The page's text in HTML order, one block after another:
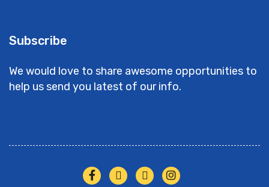
Subscribe
We would love to share awesome opportunities to
help us send you latest of our info.